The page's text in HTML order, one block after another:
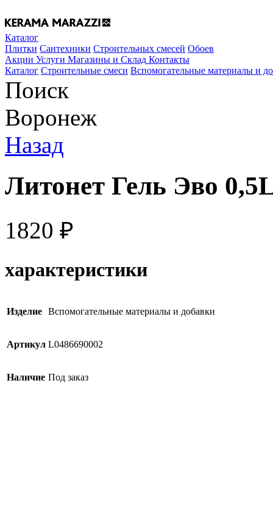
Каталог
Плитки Сантехники Строительных смесей Обоев
Акции Услуги Магазины и Склад Контакты
Каталог Строительные смеси Вспомогательные материалы и
Поиск
Воронеж
Назад
Литонет Гель Эво
1820 ₽
характеристики
Изделие Вспомогательные материалы и добавки
Артикул L0486690002
Наличие Под заказ